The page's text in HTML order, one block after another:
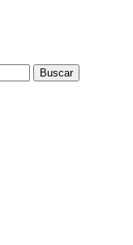
Buscar